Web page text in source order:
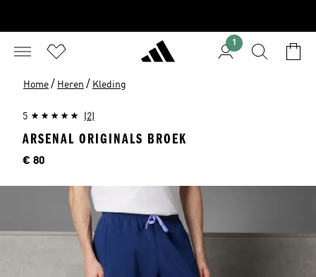
1
Home / Heren / Kleding
5 (2)
ARSENAL ORIGINALS BROEK
Prijs
€ 80